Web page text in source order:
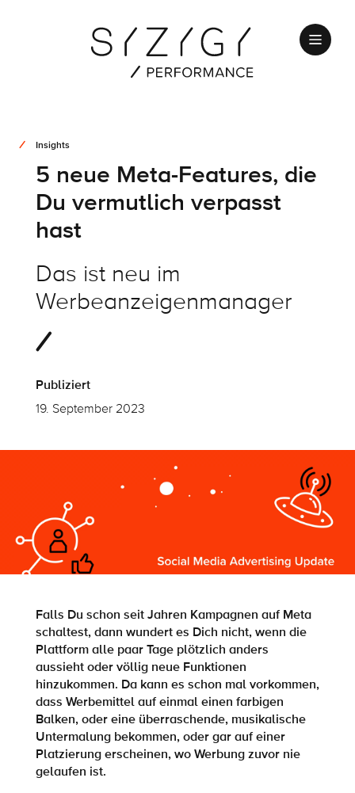
Insights
5 neue Meta-Features, die
Du vermutlich verpasst
hast
Das ist neu im
Werbeanzeigenmanager
Publiziert
19. September 2023
Falls Du schon seit Jahren Kampagnen auf Meta
schaltest, dann wundert es Dich nicht, wenn die
Plattform alle paar Tage plötzlich anders
aussieht oder völlig neue Funktionen
hinzukommen. Da kann es schon mal vorkommen,
dass Werbemittel auf einmal einen farbigen
Balken, oder eine überraschende, musikalische
Untermalung bekommen, oder gar auf einer
Platzierung erscheinen, wo Werbung zuvor nie
gelaufen ist.